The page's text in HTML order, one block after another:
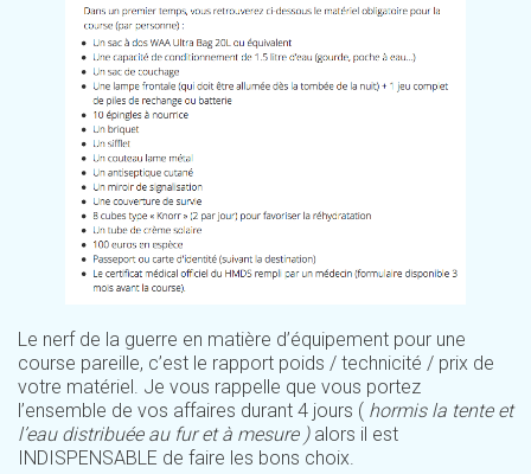
Le nerf de la guerre en matière d’équipement pour une
course pareille, c’est le rapport poids / technicité / prix de
votre matériel. Je vous rappelle que vous portez
l’ensemble de vos affaires durant 4 jours ( hormis la tente et
l’eau distribuée au fur et à mesure ) alors il est
INDISPENSABLE de faire les bons choix.